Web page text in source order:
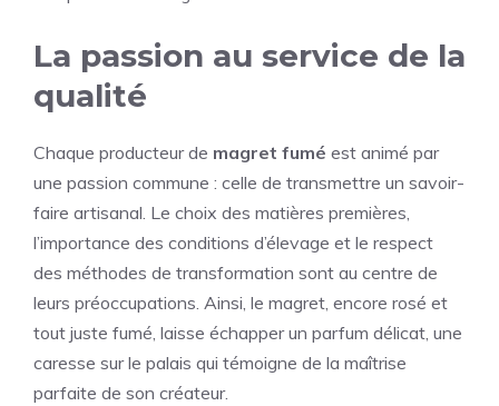
La passion au service de la
qualité
Chaque producteur de magret fumé est animé par
une passion commune : celle de transmettre un savoir-
faire artisanal. Le choix des matières premières,
l’importance des conditions d’élevage et le respect
des méthodes de transformation sont au centre de
leurs préoccupations. Ainsi, le magret, encore rosé et
tout juste fumé, laisse échapper un parfum délicat, une
caresse sur le palais qui témoigne de la maîtrise
parfaite de son créateur.